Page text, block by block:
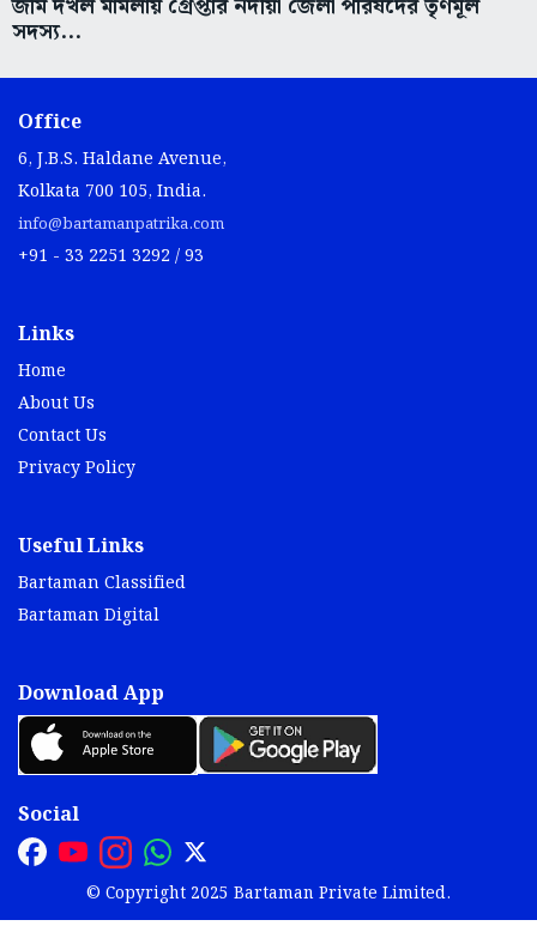
জমি দখল মামলায় গ্রেপ্তার নদীয়া জেলা পরিষদের তৃণমূল
সদস্য...
Office
6, J.B.S. Haldane Avenue,
Kolkata 700 105, India.
info@bartamanpatrika.com
+91 - 33 2251 3292 / 93
Links
Home
About Us
Contact Us
Privacy Policy
Useful Links
Bartaman Classified
Bartaman Digital
Download App
Social
© Copyright 2025 Bartaman Private Limited.